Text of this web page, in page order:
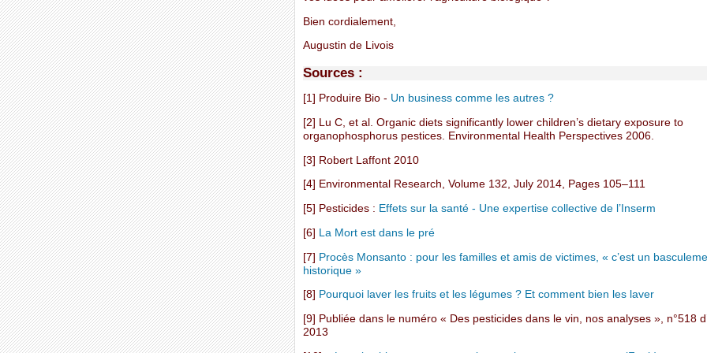
Bien cordialement,
Augustin de Livois
Sources :
[1] Produire Bio - Un business comme les autres ?
[2] Lu C, et al. Organic diets significantly lower children’s dietary exposure to
organophosphorus pestices. Environmental Health Perspectives 2006.
[3] Robert Laffont 2010
[4] Environmental Research, Volume 132, July 2014, Pages 105–111
[5] Pesticides : Effets sur la santé - Une expertise collective de l’Inserm
[6] La Mort est dans le pré
[7] Procès Monsanto : pour les familles et amis de victimes, « c’est un
historique »
[8] Pourquoi laver les fruits et les légumes ? Et comment bien les laver
[9] Publiée dans le numéro « Des pesticides dans le vin, nos analyses », n°518
2013